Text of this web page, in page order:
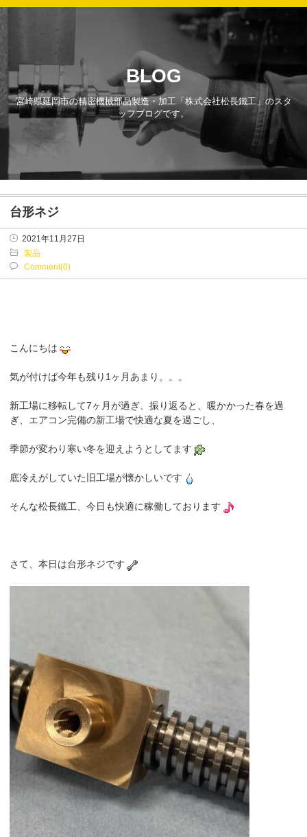
BLOG
宮崎県延岡市の精密機械部品製造・加工「株式会社松長鐵工」のスタ
ッフブログです。
台形ネジ
2021年11月27日
製品
Comment(0)
こんにちは
気が付けば今年も残り1ヶ月あまり。。。
新工場に移転して7ヶ月が過ぎ、振り返ると、暖かかった春を過
ぎ、エアコン完備の新工場で快適な夏を過ごし、
季節が変わり寒い冬を迎えようとしてます
底冷えがしていた旧工場が懐かしいです
そんな松長鐵工、今日も快適に稼働しております
さて、本日は台形ネジです